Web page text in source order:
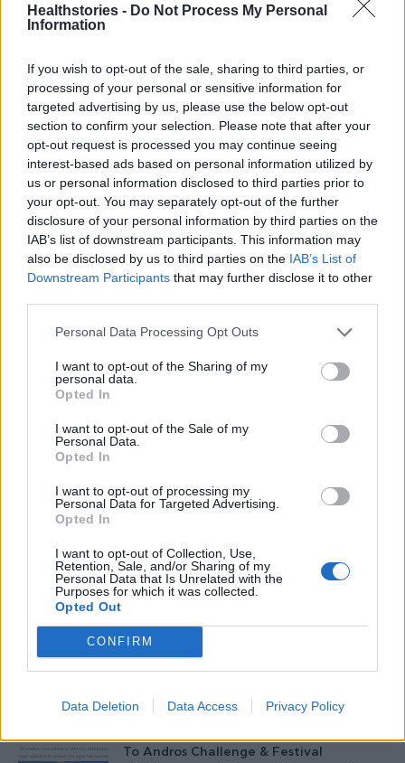
Healthstories - Do Not Process My Personal
Information
If you wish to opt-out of the sale, sharing to third parties, or
processing of your personal or sensitive information for
targeted advertising by us, please use the below opt-out
section to confirm your selection. Please note that after your
opt-out request is processed you may continue seeing
interest-based ads based on personal information utilized by
us or personal information disclosed to third parties prior to
your opt-out. You may separately opt-out of the further
disclosure of your personal information by third parties on the
IAB’s list of downstream participants. This information may
also be disclosed by us to third parties on the IAB’s List of
Downstream Participants that may further disclose it to other
Personal Data Processing Opt Outs
I want to opt-out of the Sharing of my
personal data.
Opted In
I want to opt-out of the Sale of my
Personal Data.
Opted In
I want to opt-out of processing my
Personal Data for Targeted Advertising.
Opted In
I want to opt-out of Collection, Use,
Retention, Sale, and/or Sharing of my
Personal Data that Is Unrelated with the
Purposes for which it was collected.
Opted Out
CONFIRM
Data Deletion Data Access Privacy Policy
Αξιολόγηση ΕΣΥ: Τι δηλώνουν οι ασθενείς, τι
Τροφές-«παγίδες» για το σάκχαρο
TAGS κλινικές μελέτες
Δείτε Ακόμη
Ωρίων – Σπάνια νοσήματα συνδέονται
ιστορία...
27 Φεβρουαρίου 2026
Το Andros Challenge & Festival